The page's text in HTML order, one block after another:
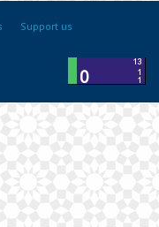
Support us